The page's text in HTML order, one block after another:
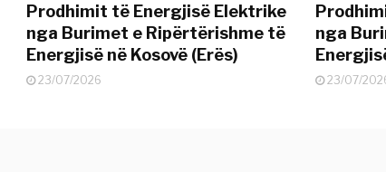
Prodhimit të Energjisë Elektrike
nga Burimet e Ripërtërishme të
Energjisë në Kosovë (Erës)
23/07/2026
nga
23/07/